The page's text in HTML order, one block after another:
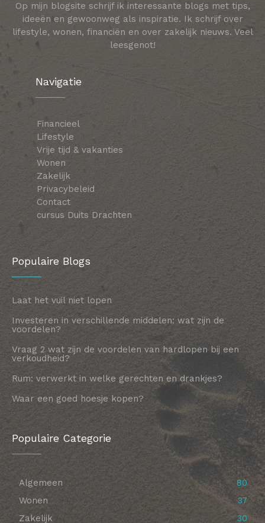
Op mijn blogsite schrijf ik interessante blogs met tips,
ideeën en gewoonweg als inspiratie. Ik schrijf over
lifestyle, wonen, financiën en over zakelijk nieuws. Veel
leesgenot!
Navigatie
Financieel
Lifestyle
Vrije tijd & vakanties
Wonen
Zakelijk
Privacybeleid
Contact
cursus Duits Drachten
Populaire Blogs
Laat het vuil niet lopen
Investeren in verschillende middelen: wat zijn de
voordelen?
Vraag 2 wat zijn de voordelen van hardlopen bij een
verkoudheid?
Rum: verwerkt in welke gerechten en drankjes?
Waar een goed hoesje kopen?
Populaire Categorie
Algemeen
80
Wonen
37
Zakelijk
30